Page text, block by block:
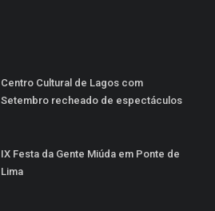
Centro Cultural de Lagos com
Setembro recheado de espectáculos
IX Festa da Gente Miúda em Ponte de
Lima